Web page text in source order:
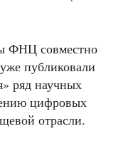
ФНЦ совместно
публиковали
ряд научных
цифровых
отрасли.